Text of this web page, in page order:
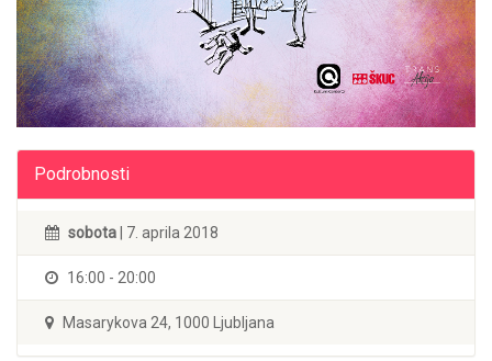
Podrobnosti
sobota | 7. aprila 2018
16:00 - 20:00
Masarykova 24, 1000 Ljubljana